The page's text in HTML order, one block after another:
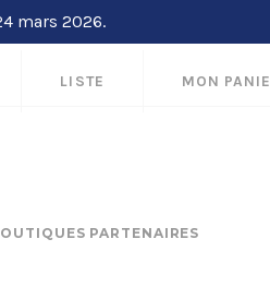
mars 2026.
MON
LISTE
PARTENAIRES